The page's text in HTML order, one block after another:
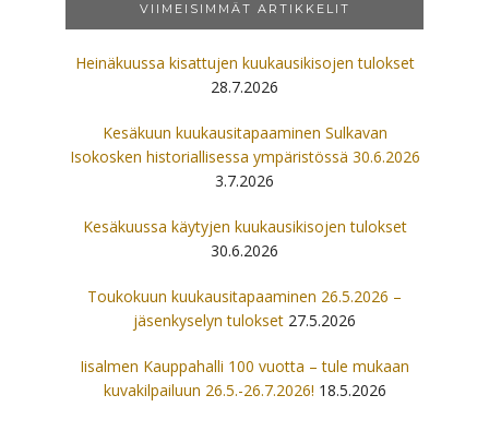
VIIMEISIMMÄT ARTIKKELIT
Heinäkuussa kisattujen kuukausikisojen tulokset
28.7.2026
Kesäkuun kuukausitapaaminen Sulkavan
Isokosken historiallisessa ympäristössä 30.6.2026
3.7.2026
Kesäkuussa käytyjen kuukausikisojen tulokset
30.6.2026
Toukokuun kuukausitapaaminen 26.5.2026 –
jäsenkyselyn tulokset 27.5.2026
Iisalmen Kauppahalli 100 vuotta – tule mukaan
kuvakilpailuun 26.5.-26.7.2026! 18.5.2026